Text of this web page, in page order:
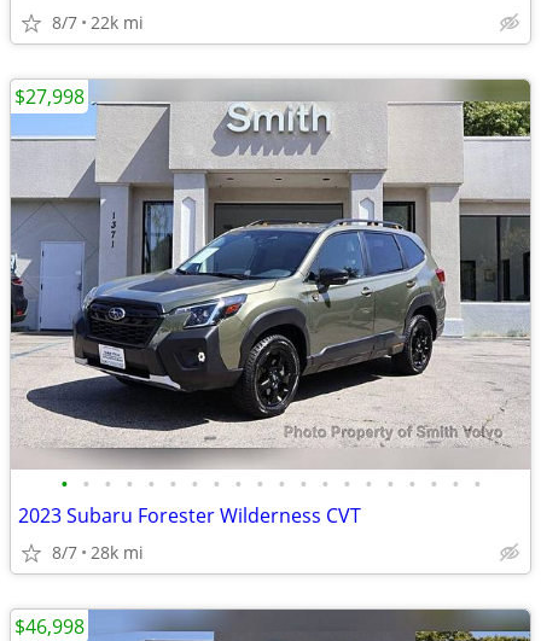
8/7 22k mi
• • • • • • • • • • • • • • • • • • • •
2023 Subaru Forester Wilderness CVT
8/7 28k mi
$27,998
$46,998